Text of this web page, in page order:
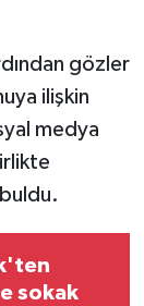
gözler
ilişkin
medya
sokak